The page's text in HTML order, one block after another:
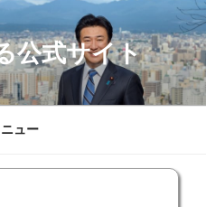
公式サイト
ニュー